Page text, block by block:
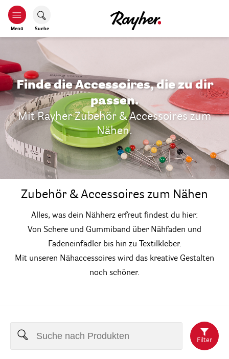
Menü Suche
Finde die Accessoires, die zu dir
passen.
Mit Rayher Zubehör & Accessoires zum
Nähen.
Zubehör & Accessoires zum Nähen
Alles, was dein Nähherz erfreut findest du hier:
Von Schere und Gummiband über Nähfaden und
Fadeneinfädler bis hin zu Textilkleber.
Mit unseren Nähaccessoires wird das kreative Gestalten
noch schöner.
Filter